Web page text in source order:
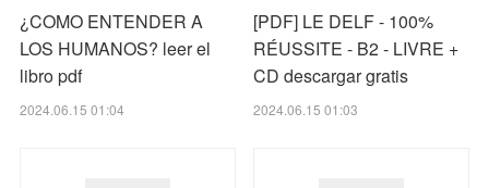
¿COMO ENTENDER A
LOS HUMANOS? leer el
libro pdf
2024.06.15 01:04
[PDF] LE DELF - 100%
RÉUSSITE - B2 - LIVRE +
CD descargar gratis
2024.06.15 01:03